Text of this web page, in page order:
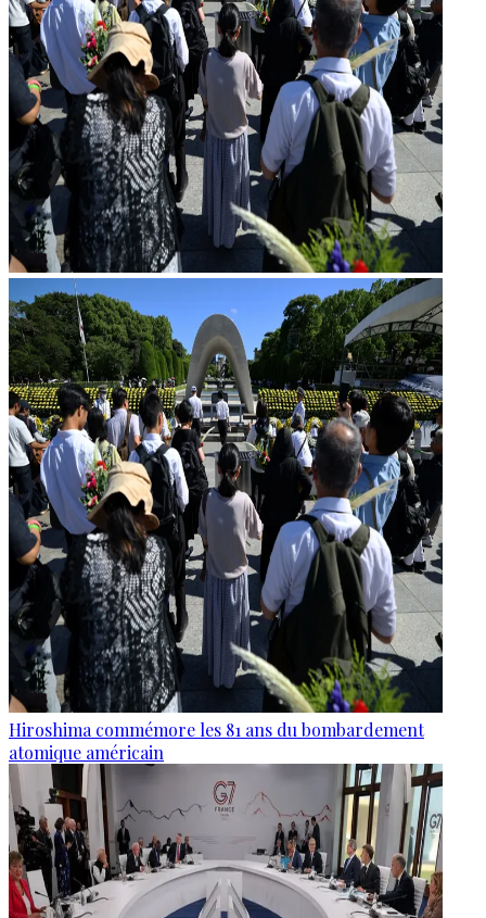
Hiroshima commémore les 81 ans du bombardement
atomique américain